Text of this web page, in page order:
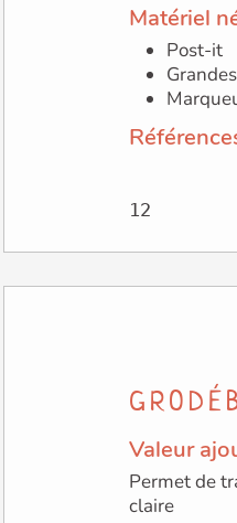
Matériel
Post-it
Valeur
Permet de
claire